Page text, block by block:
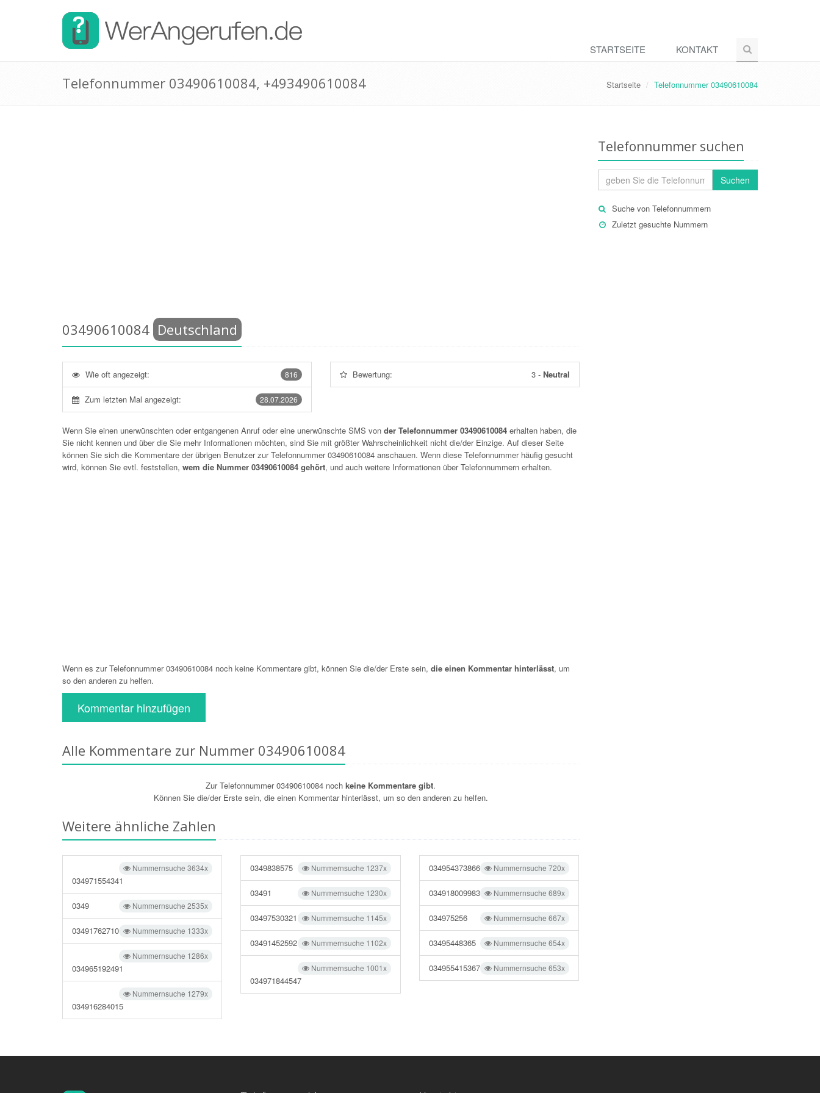
STARTSEITE KONTAKT
Telefonnummer 03490610084, +493490610084 Startseite Telefonnummer 03490610084
03490610084 Deutschland
816
Wie oft angezeigt:
28.07.2026
Zum letzten Mal angezeigt:
Bewertung: 3- Neutral
Wenn Sie einen unerwünschten oder entgangenen Anruf oder eine unerwünschte SMS von der Telefonnummer 03490610084 erhalten haben, die
Sie nicht kennen und über die Sie mehr Informationen möchten, sind Sie mit größter Wahrscheinlichkeit nicht die/der Einzige. Auf dieser Seite
können Sie sich die Kommentare der übrigen Benutzer zur Telefonnummer03490610084 anschauen. Wenn diese Telefonnummer häufig gesucht
wird, können Sie evtl. feststellen, wem die Nummer 03490610084 gehört, und auch weitere Informationen über Telefonnummern erhalten.
Wenn es zur Telefonnummer 03490610084 noch keine Kommentare gibt, können Sie die/der Erste sein, die einen Kommentar hinterlässt, um
so den anderen zu helfen.
Kommentar hinzufügen
Alle Kommentare zur Nummer 03490610084
Zur Telefonnummer 03490610084 nochkeine Kommentare gibt.
Können Sie die/der Erste sein, die einen Kommentar hinterlässt, um so den anderen zu helfen.
Weitere ähnliche Zahlen
Nummernsuche 3634x
034971554341
Nummernsuche 2535x
0349
Nummernsuche 1333x
03491762710
Nummernsuche 1286x
034965192491
Nummernsuche 1279x
034916284015
Nummernsuche 1237x
0349838575
Nummernsuche 1230x
03491
Nummernsuche 1145x
03497530321
Nummernsuche 1102x
03491452592
Nummernsuche 1001x
034971844547
Nummernsuche 720x
034954373866
Nummernsuche 689x
034918009983
Nummernsuche 667x
034975256
Nummernsuche 654x
03495448365
Nummernsuche 653x
034955415367
Telefonnummer suchen
Suchen
Suche von Telefonnummern
Zuletzt gesuchte Nummern